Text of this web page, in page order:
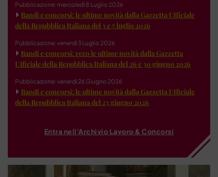
Pubblicazione: mercoledì 8 Luglio 2026
Bandi e concorsi: le ultime novità dalla Gazzetta Ufficiale
della Repubblica Italiana del 3 e 7 luglio 2026
Pubblicazione: venerdì 3 Luglio 2026
Bandi e concorsi: ecco le ultime novità dalla Gazzetta
Ufficiale della Repubblica Italiana del 26 e 30 giugno 2026
Pubblicazione: venerdì 26 Giugno 2026
Bandi e concorsi: le ultime novità dalla Gazzetta Ufficiale
della Repubblica Italiana del 23 giugno 2026
Entra nell'Archivio Lavoro & Concorsi